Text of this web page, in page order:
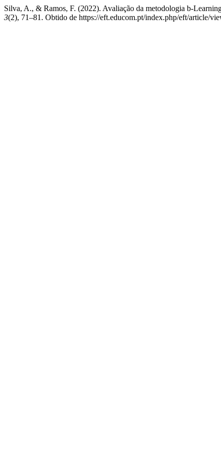
Silva, A., & Ramos, F. (2022). Avaliação da metodologia b-
3(2), 71–81. Obtido de https://eft.educom.pt/index.php/eft/article/